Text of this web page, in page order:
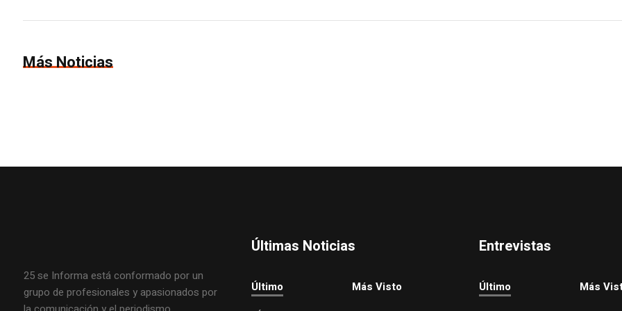
Más Noticias
25 se Informa está conformado por un
grupo de profesionales y apasionados por
Últimas Noticias
Último Más Visto
Entrevistas
Último Más